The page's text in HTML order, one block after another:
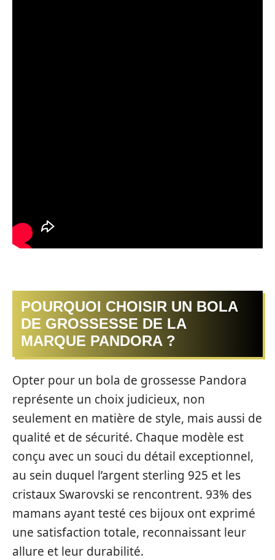
POURQUOI CHOISIR UN BOLA
DE GROSSESSE DE LA
MARQUE PANDORA ?
Opter pour un bola de grossesse Pandora
représente un choix judicieux, non
seulement en matière de style, mais aussi de
qualité et de sécurité. Chaque modèle est
conçu avec un souci du détail exceptionnel,
au sein duquel l’argent sterling 925 et les
cristaux Swarovski se rencontrent. 93% des
mamans ayant testé ces bijoux ont exprimé
une satisfaction totale, reconnaissant leur
allure et leur durabilité.